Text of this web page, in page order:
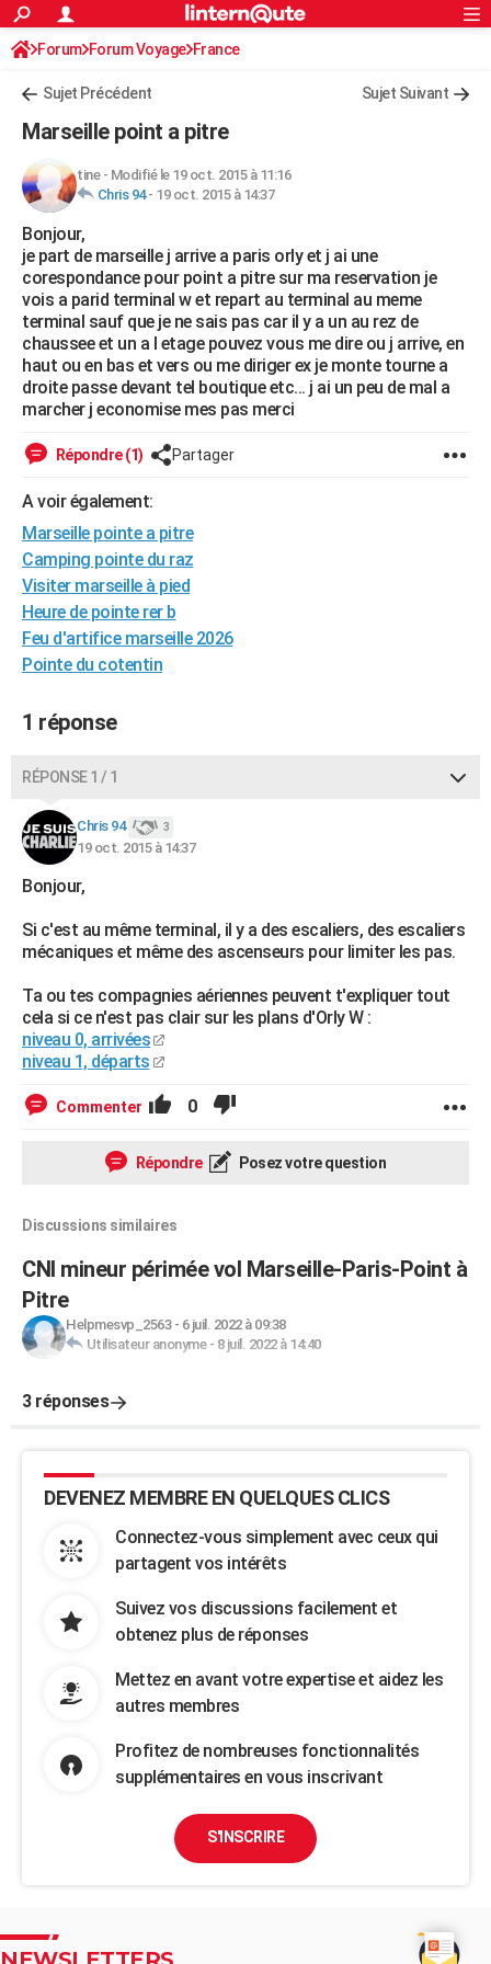
ACTUALITÉS
Politique
Société
Faits Divers
Education
Monde
Villes
+
Retraite
Impôts
Epargne
Immobilier
Risques naturels par ville
Banque
Assurance
Crédit
AUTO
Essais
Réserver un essai
Citadines
Berlines
SUV
Forum auto
+HIGH-TECH
Mobiles
Meilleur smartphone
Internet
Ordinateurs
Jeux vidéo
Guide high-tech
+BRICOLAGE
Forum
Aménagement intérieur
Extérieur
Cuisine
Salle de bains
Jardinage
Rangement
WEEK-END
Guides de France
Escapades
Patrimoine
Expositions
Musées
Week-end nature
LIFESTYLE
Art de vivre
Modes de vie
Alimentation
Guide de la santé
Maladies
Médicaments
Sommeil
Destinations
City break
Voyage nature
Voyage de noces
Forum
Climat
+
GUIDES D'ACHAT
BONS PLANS
CARTE DE VOEUX
Dictionnaire
Biographies
Citations
Expressions
Proverbes
PROGRAMME TV
COPAINS D'AVANT
S'inscrire
Se connecter
Lycées
Collèges
Primaires
Universités
Entreprises
Service militaire
Avis de recherche
AVIS DE DÉCÈS
S'inscrire
Connexion
Forum Forum Voyage France
Sujet Précédent Sujet Suivant
Marseille point a pitre
tine- Modifié le 19 oct. 2015 à 11:16
Chris 94- 19 oct. 2015 à 14:37
Bonjour,
je part de marseille j arrive a paris orly et j ai une
corespondance pour point a pitre sur ma reservation je
vois a parid terminal w et repart au terminal au meme
terminal sauf que je ne sais pas car il y a un au rez de
chaussee et un a l etage pouvez vous me dire ou j arrive, en
haut ou en bas et vers ou me diriger ex je monte tourne a
droite passe devant tel boutique etc... j ai un peu de mal a
marcher j economise mes pas merci
Répondre (1) Partager
A voir également:
Marseille pointe a pitre
Camping pointe du raz
Visiter marseille à pied
Heure de pointe rer b
Feu d'artifice marseille 2026
Pointe du cotentin
1 réponse
RÉPONSE 1 / 1
Chris 94 3
19 oct. 2015 à 14:37
Bonjour,
Si c'est au même terminal, il y a des escaliers, des escaliers
mécaniques et même des ascenseurs pour limiter les pas.
Ta ou tes compagnies aériennes peuvent t'expliquer tout
cela si ce n'est pas clair sur les plans d'Orly W :
niveau 0, arrivées
niveau 1, départs
Commenter 0
Répondre Posez votre question
Discussions similaires
CNI mineur périmée vol Marseille-Paris-Point à
Pitre
Helpmesvp_2563- 6 juil. 2022 à 09:38
Utilisateur anonyme- 8 juil. 2022 à 14:40
3 réponses
DEVENEZ MEMBRE EN QUELQUES CLICS
Connectez-vous simplement avec ceux qui
partagent vos intérêts
Suivez vos discussions facilement et
obtenez plus de réponses
Mettez en avant votre expertise et aidez les
autres membres
Profitez de nombreuses fonctionnalités
supplémentaires en vous inscrivant
S'INSCRIRE